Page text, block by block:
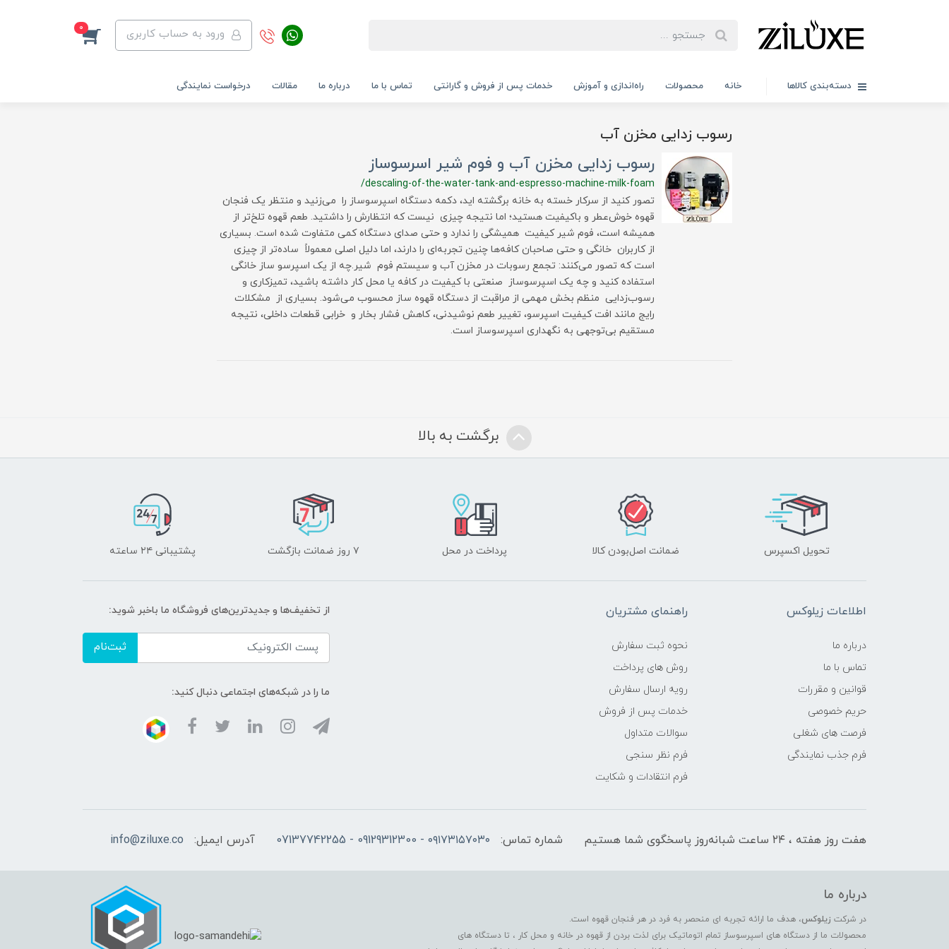
ورود به حساب کاربری 0
دسته‌بندی کالاها خانه محصولات راه‌اندازی و آموزش خدمات پس از فروش و گارانتی تماس با ما درباره ما مقالات درخواست نمایندگی
رسوب زدایی مخزن آب
رسوب زدایی مخزن آب و فوم شیر اسرسوساز
/descaling-of-the-water-tank-and-espresso-machine-milk-foam
تصور کنید از سرکار خسته به خانه برگشته اید، دکمه دستگاه اسپرسوساز را می‌زنید و منتظر یک فنجان
قهوه خوش‌عطر و باکیفیت هستید؛ اما نتیجه چیزی نیست که انتظارش را داشتید. طعم قهوه تلخ‌تر از
همیشه است، فوم شیر کیفیت همیشگی را ندارد و حتی صدای دستگاه کمی متفاوت شده است. بسیاری
از کاربران خانگی و حتی صاحبان کافه‌ها چنین تجربه‌ای را دارند، اما دلیل اصلی معمولاً ساده‌تر از چیزی
است که تصور می‌کنند: تجمع رسوبات در مخزن آب و سیستم فوم شیر.چه از یک اسپرسو ساز خانگی
استفاده کنید و چه یک اسپرسوساز صنعتی با کیفیت در کافه یا محل کار داشته باشید، تمیزکاری و
رسوب‌زدایی منظم بخش مهمی از مراقبت از دستگاه قهوه ساز محسوب می‌شود. بسیاری از مشکلات
رایج مانند افت کیفیت اسپرسو، تغییر طعم نوشیدنی، کاهش فشار بخار و خرابی قطعات داخلی، نتیجه
مستقیم بی‌توجهی به نگهداری اسپرسوساز است.
برگشت به بالا
تحویل اکسپرس ضمانت اصل‌بودن کالا پرداخت در محل ۷ روز ضمانت بازگشت پشتیبانی ۲۴ ساعته
اطلاعات زیلوکس
درباره ما
تماس با ما
قوانین و مقررات
حریم خصوصی
فرصت های شغلی
فرم جذب نمایندگی
راهنمای مشتریان
نحوه ثبت سفارش
روش های پرداخت
رویه ارسال سفارش
خدمات پس از فروش
سوالات متداول
فرم نظر سنجی
فرم انتقادات و شکایت
از تخفیف‌ها و جدیدترین‌های فروشگاه ما باخبر شوید:
ثبت‌نام
ما را در شبکه‌های اجتماعی دنبال کنید:
هفت روز هفته ، ۲۴ ساعت شبانه‌روز پاسخگوی شما هستیم شماره تماس: ۰۹۱۷۳۱۵۷۰۳۰ - 09129312300 - 07137742255 آدرس ایمیل: info@ziluxe.co
درباره ما
در شرکت زیلوکس، هدف ما ارائه تجربه ای منحصر به فرد در هر فنجان قهوه است.
محصولات ما از دستگاه های اسپرسوساز تمام اتوماتیک برای لذت بردن از قهوه در خانه و محل کار ، تا دستگاه های